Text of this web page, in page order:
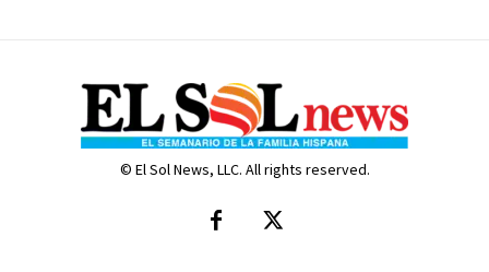
© El Sol News, LLC. All rights reserved.